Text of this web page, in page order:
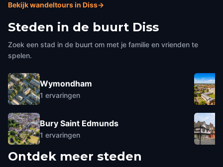
Bekijk wandeltours in Diss→
Steden in de buurt Diss
Zoek een stad in de buurt om met je familie en vrienden te
spelen.
Wymondham
1 ervaringen
Bury Saint Edmunds
1 ervaringen
Ontdek meer steden